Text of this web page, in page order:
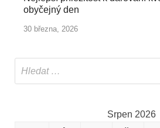
obyčejný den
30 března, 2026
Srpen 2026